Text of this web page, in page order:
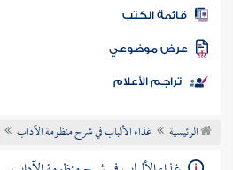
المكتبة
الكتب
موضوعي
تراجم الأعلام
الرئيسية غذاء الألباب في شرح منظومة الآداب